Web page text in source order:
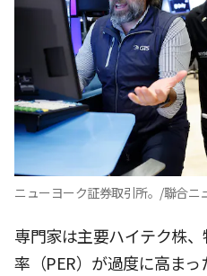
ニューヨーク証券取引所。/聯合ニ
専門家は主要ハイテク株
率（PER）が過度に高ま